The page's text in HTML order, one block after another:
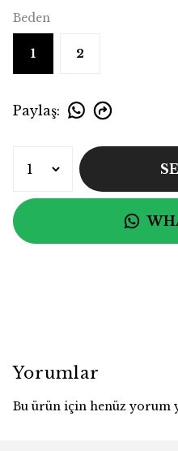
Beden
1 2
Paylaş:
Yorumlar
Bu ürün için henüz yorum